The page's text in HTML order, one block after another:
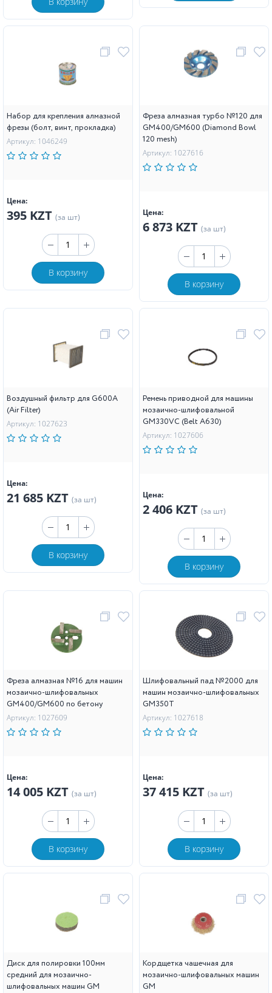
Набор для крепления алмазной
фрезы (болт, винт, прокладка)
Артикул: 1046249
Цена:
395 KZT (за шт)
В корзину
Фреза алмазная турбо №120 для
GM400/GM600 (Diamond Bowl
120 mesh)
Артикул: 1027616
Цена:
6 873 KZT (за шт)
В корзину
Воздушный фильтр для G600A
(Air Filter)
Артикул: 1027623
Цена:
21 685 KZT (за шт)
В корзину
Ремень приводной для машины
мозаично-шлифовальной
GM330VC (Belt A630)
Артикул: 1027606
Цена:
2 406 KZT (за шт)
В корзину
Фреза алмазная №16 для машин
мозаично-шлифовальных
GM400/GM600 по бетону
Артикул: 1027609
Цена:
14 005 KZT (за шт)
В корзину
Шлифовальный пад №2000 для
машин мозаично-шлифовальных
GM350T
Артикул: 1027618
Цена:
37 415 KZT (за шт)
В корзину
Диск для полировки 100мм
средний для мозаично-
шлифовальных машин GM
Кордщетка чашечная для
мозаично-шлифовальных машин
GM